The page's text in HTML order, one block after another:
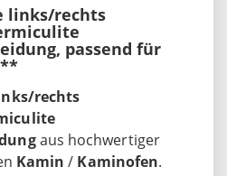
links/rechts
passend für
rechts
aus hochwertiger
Kamin/ Kaminofen.